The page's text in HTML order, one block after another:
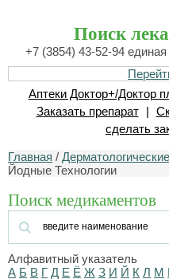
Поиск
+7 (3854) 43-52-94
Аптеки Доктор+/Доктор
Заказать препарат
|
сделать
Главная / Дерматологические
Йодные Технологии
Поиск медикаментов
Алфавитный указатель
А Б В Г Д Е Ё Ж З И Й К Л М